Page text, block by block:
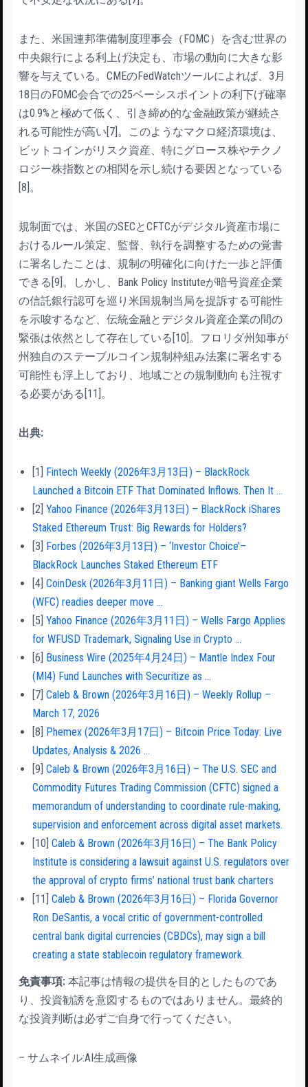
また、米国連邦準備制度理事会（FOMC）を含む世界の
中央銀行による利上げ決定も、市場の動向に大きな影
響を与えている。CMEのFedWatchツールによれば、3月
18日のFOMC会合での25ベーシスポイントの利下げ確率
は0.9%と極めて低く、引き締め的な金融政策が継続さ
れる可能性が高い[7]。このようなマクロ経済環境は、
ビットコインがリスク資産、特にグロース株やテクノ
ロジー株指数との相関を示し続ける要因となっている
[8]。
規制面では、米国のSECとCFTCがデジタル資産市場に
おけるルール策定、監督、執行を調整するための覚書
に署名したことは、規制の明確化に向けた一歩と評価
できる[9]。しかし、Bank Policy Instituteが暗号資産企業
の信託銀行認可を巡り米国規制当局を提訴する可能性
を示唆するなど、伝統金融とデジタル資産企業の間の
緊張は依然として存在している[10]。フロリダ州知事が
州独自のステーブルコイン規制枠組み法案に署名する
可能性も浮上しており、地域ごとの規制動向も注視す
る必要がある[11]。
出典:
[1] Fintech Weekly (2026年3月13日) – BlackRock
Launched a Bitcoin ETF That Dominated Inflows. Then It …
[2] Yahoo Finance (2026年3月13日) – BlackRock iShares
Staked Ethereum Trust: Big Rewards for Holders?
[3] Forbes (2026年3月13日) – ‘Investor Choice’–
BlackRock Launches Staked Ethereum ETF
[4] CoinDesk (2026年3月11日) – Banking giant Wells Fargo
(WFC) readies deeper move …
[5] Yahoo Finance (2026年3月11日) – Wells Fargo Applies
for WFUSD Trademark, Signaling Use in Crypto …
[6] Business Wire (2025年4月24日) – Mantle Index Four
(MI4) Fund Launches with Securitize as …
[7] Caleb & Brown (2026年3月16日) – Weekly Rollup –
March 17, 2026
[8] Phemex (2026年3月17日) – Bitcoin Price Today: Live
Updates, Analysis & 2026 …
[9] Caleb & Brown (2026年3月16日) – The U.S. SEC and
Commodity Futures Trading Commission (CFTC) signed a
memorandum of understanding to coordinate rule-making,
supervision and enforcement across digital asset markets.
[10] Caleb & Brown (2026年3月16日) – The Bank Policy
Institute is considering a lawsuit against U.S. regulators over
the approval of crypto firms’ national trust bank charters
[11] Caleb & Brown (2026年3月16日) – Florida Governor
Ron DeSantis, a vocal critic of government-controlled
central bank digital currencies (CBDCs), may sign a bill
creating a state stablecoin regulatory framework.
免責事項: 本記事は情報の提供を目的としたものであ
り、投資勧誘を意図するものではありません。最終的
な投資判断は必ずご自身で行ってください。
– サムネイル:AI生成画像